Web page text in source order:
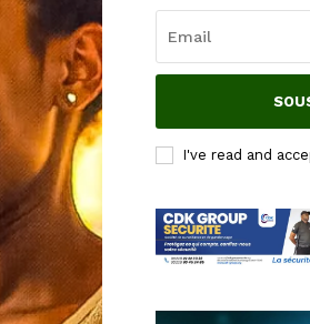
I've read and